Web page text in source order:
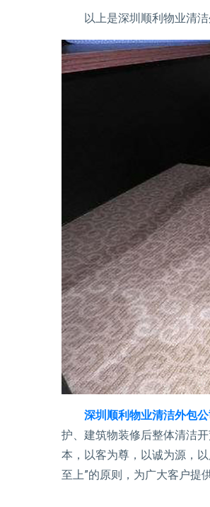
以上是深圳顺利物业清洁
深圳顺利物业清洁外包公
护、建筑物装修后整体清洁
本，以客为尊，以诚为源，
至上”的原则，为广大客户提